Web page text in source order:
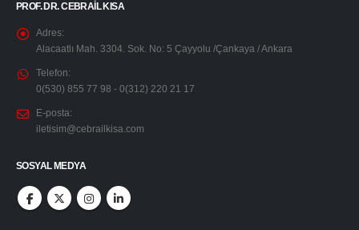
PROF. DR. CEBRAIL KISA
Adres:
Alacaatlı Mah. 3304. Sok. No: 5 Çayyolu /Çankaya / Ankara
Telefon:
0(530) 855 77 98 - 0(312) 220 21 17
E-posta:
iletisim@cebrailkisa.com
SOSYAL MEDYA